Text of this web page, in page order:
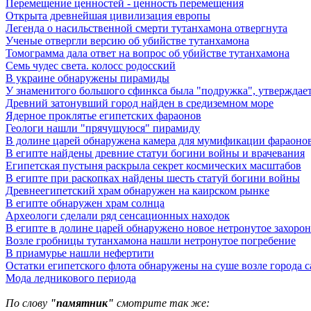
Перемещение ценностей - ценность перемещения
Открыта древнейшая цивилизация европы
Легенда о насильственной смерти тутанхамона отвергнута
Ученые отвергли версию об убийстве тутанхамона
Томограмма дала ответ на вопрос об убийстве тутанхамона
Семь чудес света. колосс родосский
В украине обнаружены пирамиды
У знаменитого большого сфинкса была "подружка",
Древний затонувший город найден в средиземном море
Ядерное проклятье египетских фараонов
Геологи нашли "прячущуюся" пирамиду
В долине царей обнаружена камера для мумификации
В египте найдены древние статуи богини войны и врачевания
Египетская пустыня раскрыла секрет космических масштабов
В египте при раскопках найдены шесть статуй богини войны
Древнеегипетский храм обнаружен на каирском рынке
В египте обнаружен храм солнца
Археологи сделали ряд сенсационных находок
В египте в долине царей обнаружено новое нетронутое
Возле гробницы тутанхамона нашли нетронутое погребение
В приамурье нашли нефертити
Остатки египетского флота обнаружены на суше возле города
Мода ледникового периода
По слову "памятник" смотрите так же: